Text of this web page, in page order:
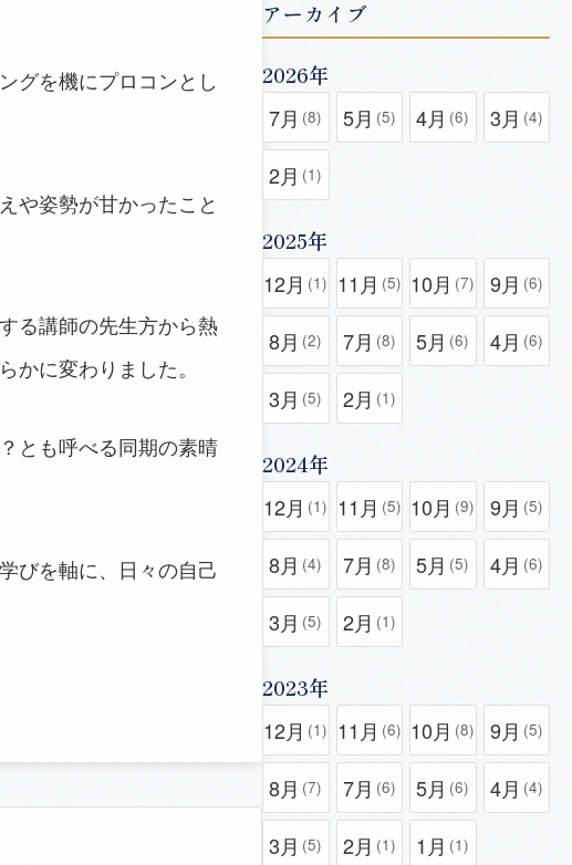
グを機にプロコンとし
や姿勢が甘かったこと
る講師の先生方から熱
に変わりました。
とも呼べる同期の素晴
びを軸に、日々の自己
アーカイブ
2026年
7月 (8) 5月 (5) 4月 (6) 3月 (4)
2月 (1)
2025年
12月 (1) 11月 (5) 10月 (7) 9月 (6)
8月 (2) 7月 (8) 5月 (6) 4月 (6)
3月 (5) 2月 (1)
2024年
12月 (1) 11月 (5) 10月 (9) 9月 (5)
8月 (4) 7月 (8) 5月 (5) 4月 (6)
3月 (5) 2月 (1)
2023年
12月 (1) 11月 (6) 10月 (8) 9月 (5)
8月 (7) 7月 (6) 5月 (6) 4月 (4)
3月 (5) 2月 (1) 1月 (1)